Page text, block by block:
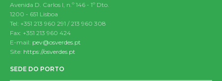
Avenida D. Carlos I, n.º 146 - 1º Dto.
1200 - 651 Lisboa
Tel: +351 213 960 291 / 213 960 308
Fax: +351 213 960 424
E-mail: pev@osverdes.pt
Site: https://osverdes.pt
SEDE DO PORTO